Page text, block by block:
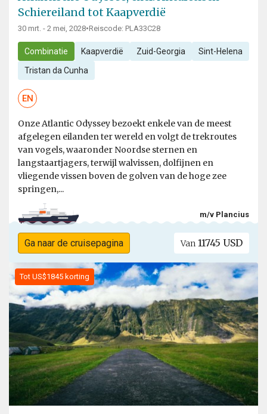
Schiereiland tot Kaapverdië
30 mrt. - 2 mei, 2028•Reiscode: PLA33C28
Combinatie Kaapverdië Zuid-Georgia Sint-Helena
Tristan da Cunha
EN
Onze Atlantic Odyssey bezoekt enkele van de meest
afgelegen eilanden ter wereld en volgt de trekroutes
van vogels, waaronder Noordse sternen en
langstaartjagers, terwijl walvissen, dolfijnen en
vliegende vissen boven de golven van de hoge zee
springen,...
m/v Plancius
Ga naar de cruisepagina Van 11745 USD
Tot US$1845 korting